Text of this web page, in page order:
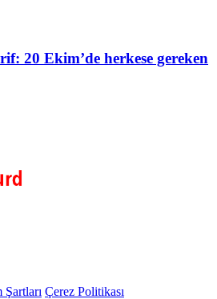
20 Ekim’de herkese gereken
Şartları Çerez Politikası